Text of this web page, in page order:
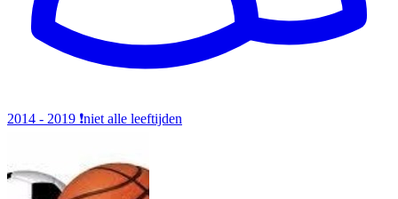
2014 - 2019 ❗️niet alle leeftijden